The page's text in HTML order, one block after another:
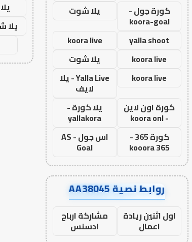
كورة جول -
koora-goal
يلا شوت
yalla shoot
koora live
koora live
يلا شوت
koora live
Yalla Live - يلا
لايف
كورة اون لاين
- koora onl
يلا كورة -
yallakora
كورة 365 -
kooora 365
اس جول - AS
Goal
روابط نصية AA38045
اول اثنين ريادة
اعمال
مشاركة ارباح
ادسنس
يلا